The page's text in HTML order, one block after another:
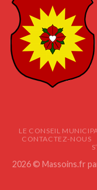
LE CONSEIL
CONTACTEZ-NOUS
2026 © Massoins.fr